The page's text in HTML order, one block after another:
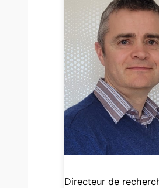
Directeur de